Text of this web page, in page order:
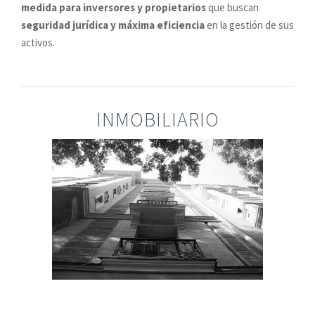
medida para inversores y propietariosque buscan
seguridad jurídica y máxima eficienciaen la gestión de sus
activos.
INMOBILIARIO